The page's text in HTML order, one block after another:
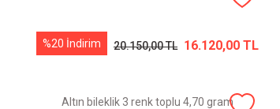
%20 İndirim 20.150,00 TL 16.120,00 TL
Altın bileklik 3 renk toplu 4,70 gram